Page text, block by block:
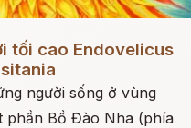
tối cao Endovelicus
người sống ở vùng
phần Bồ Đào Nha (phía